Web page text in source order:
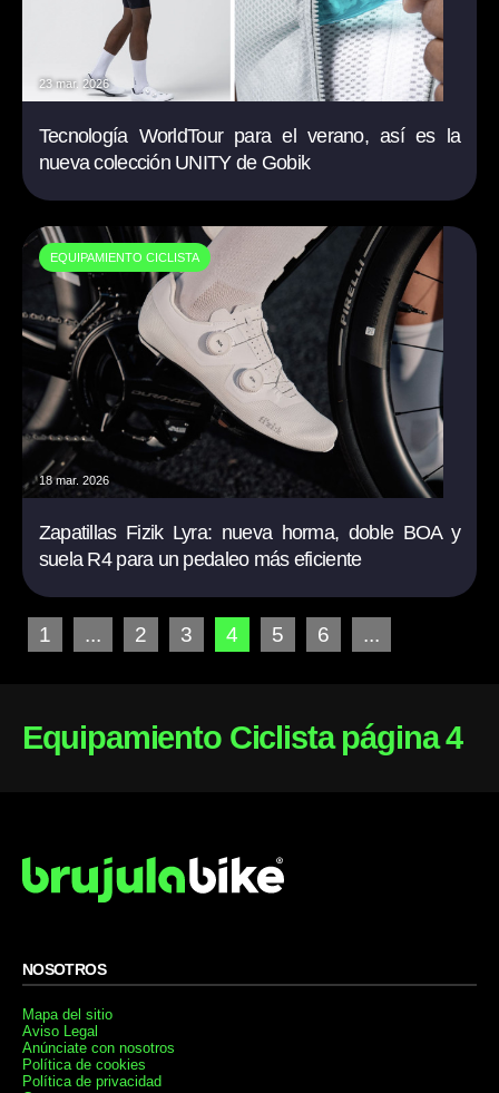
23 mar. 2026
Tecnología WorldTour para el verano, así es la
nueva colección UNITY de Gobik
EQUIPAMIENTO CICLISTA
18 mar. 2026
Zapatillas Fizik Lyra: nueva horma, doble BOA y
suela R4 para un pedaleo más eficiente
1 ... 2 3 4 5 6 ...
Equipamiento Ciclista página 4
NOSOTROS
Mapa del sitio
Aviso Legal
Anúnciate con nosotros
Política de cookies
Política de privacidad